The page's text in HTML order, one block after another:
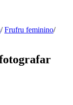
/ Frufru feminino/